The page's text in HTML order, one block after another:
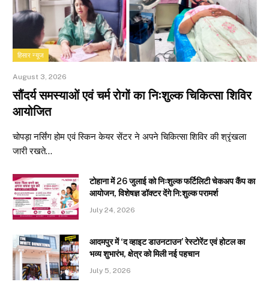
हिसार न्यूज
August 3, 2026
सौंदर्य समस्याओं एवं चर्म रोगों का निःशुल्क चिकित्सा शिविर
आयोजित
चोपड़ा नर्सिंग होम एवं स्किन केयर सेंटर ने अपने चिकित्सा शिविर की श्रृंखला
जारी रखते…
टोहाना में 26 जुलाई को निःशुल्क फर्टिलिटी चेकअप कैंप का
आयोजन, विशेषज्ञ डॉक्टर देंगे नि:शुल्क परामर्श
July 24, 2026
आदमपुर में ‘द व्हाइट डाउनटाउन’ रेस्टोरेंट एवं होटल का
भव्य शुभारंभ, क्षेत्र को मिली नई पहचान
July 5, 2026